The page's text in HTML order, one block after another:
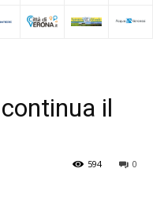
il
0
594